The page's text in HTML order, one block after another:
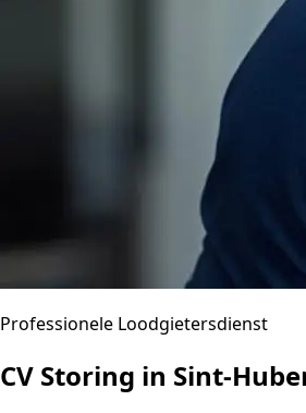
Professionele Loodgietersdienst
CV Storing in Sint-